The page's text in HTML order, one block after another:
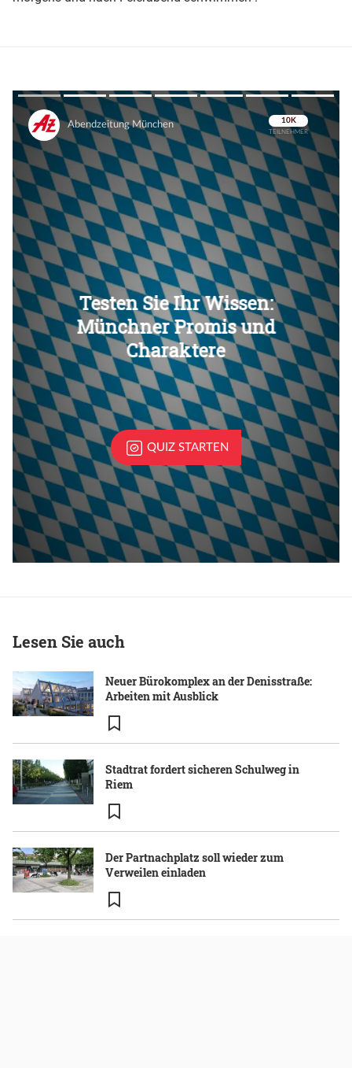
Überspringen
Überspringen
Lesen Sie auch
Neuer Bürokomplex an der Denisstraße:
Arbeiten mit Ausblick
Stadtrat fordert sicheren Schulweg in
Riem
Der Partnachplatz soll wieder zum
Verweilen einladen